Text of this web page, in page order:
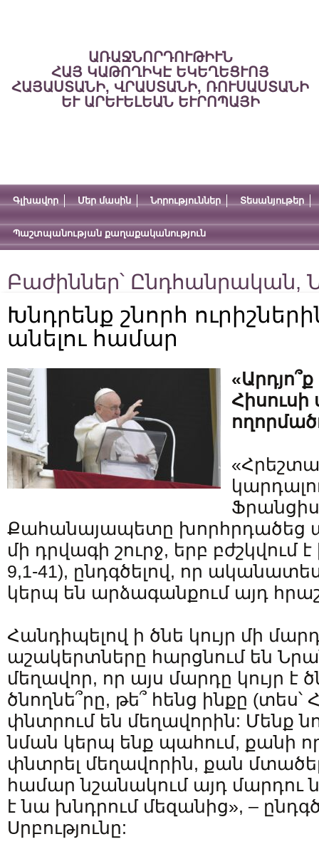
ԱՌԱՋՆՈՐԴՈՒԹԻՒՆ
ՀԱՅ ԿԱԹՈՂԻԿԷ ԵԿԵՂԵՑՒՈՅ
ՀԱՅԱՍՏԱՆԻ, ՎՐԱՍՏԱՆԻ, ՌՈՒՍԱՍՏԱՆԻ
ԵՒ ԱՐԵՒԵԼԵԱՆ ԵՒՐՈՊԱՅԻ
Գլխավոր Մեր մասին Նորություններ Տեսանյութեր
Պաշտպանության քաղաքականություն
Բաժիններ՝ Ընդհանրական,
Խնդրենք շնորհ
անելու համար
Հիսուսի
Քահանայապետը
մի դրվագի շուրջ, երբ բժշկվում է
9,1-41), ընդգծելով, որ
կերպ են արձագանքում այդ
Հանդիպելով ի ծնե կույր մի
աշակերտները հարցնում են
մեղավոր, որ այս մարդը կույր է
ծնողնե՞րը, թե՞ հենց ինքը (տես՝
փնտրում են մեղավորին: Մենք
նման կերպ ենք պահում, քանի
փնտրել մեղավորին, քան
համար նշանակում այդ մարդու
է նա խնդրում մեզանից», –
Սրբությունը: